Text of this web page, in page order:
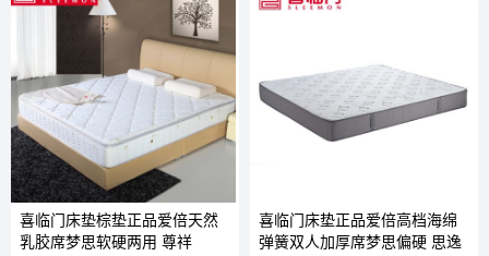
喜临门床垫棕垫正品爱倍天然
乳胶席梦思软硬两用 尊祥
喜临门床垫正品爱倍高档海绵
弹簧双人加厚席梦思偏硬 思逸